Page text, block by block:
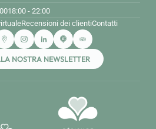
18:00 - 22:00
Recensioni dei clientiContatti
NOSTRA NEWSLETTER